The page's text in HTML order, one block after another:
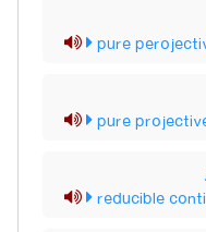
pure
pure
reducible